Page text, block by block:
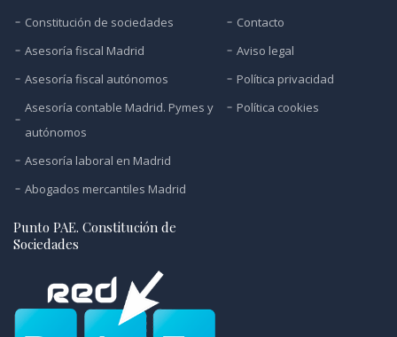
Constitución de sociedades
Asesoría fiscal Madrid
Asesoría fiscal autónomos
Asesoría contable Madrid. Pymes y
autónomos
Asesoría laboral en Madrid
Abogados mercantiles Madrid
Punto PAE. Constitución de
Sociedades
Contacto
Aviso legal
Política privacidad
Política cookies